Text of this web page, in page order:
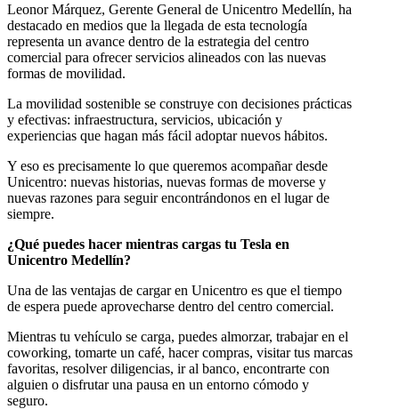
Leonor Márquez, Gerente General de Unicentro Medellín, ha
destacado en medios que la llegada de esta tecnología
representa un avance dentro de la estrategia del centro
comercial para ofrecer servicios alineados con las nuevas
formas de movilidad.
La movilidad sostenible se construye con decisiones prácticas
y efectivas: infraestructura, servicios, ubicación y
experiencias que hagan más fácil adoptar nuevos hábitos.
Y eso es precisamente lo que queremos acompañar desde
Unicentro: nuevas historias, nuevas formas de moverse y
nuevas razones para seguir encontrándonos en el lugar de
siempre.
¿Qué puedes hacer mientras cargas tu Tesla en
Unicentro Medellín?
Una de las ventajas de cargar en Unicentro es que el tiempo
de espera puede aprovecharse dentro del centro comercial.
Mientras tu vehículo se carga, puedes almorzar, trabajar en el
coworking, tomarte un café, hacer compras, visitar tus marcas
favoritas, resolver diligencias, ir al banco, encontrarte con
alguien o disfrutar una pausa en un entorno cómodo y
seguro.